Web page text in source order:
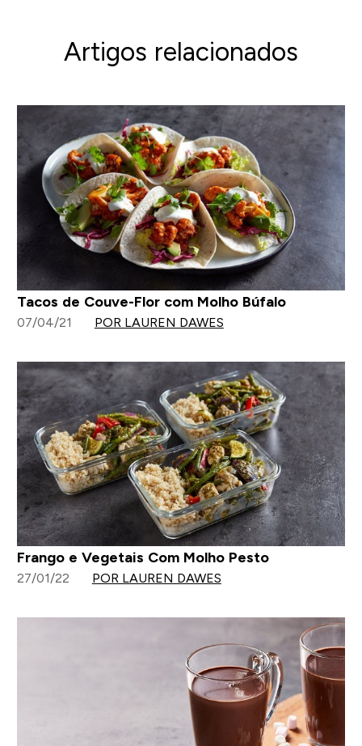
Artigos relacionados
Tacos de Couve-Flor com Molho Búfalo
07/04/21 POR LAUREN DAWES
Frango e Vegetais Com Molho Pesto
27/01/22 POR LAUREN DAWES